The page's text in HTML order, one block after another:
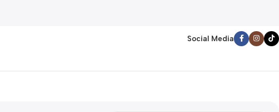
Social Media